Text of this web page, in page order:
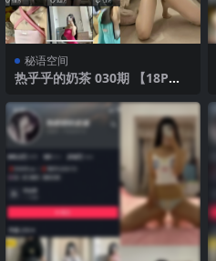
秘语空间
热乎乎的奶茶 030期 【18P】2